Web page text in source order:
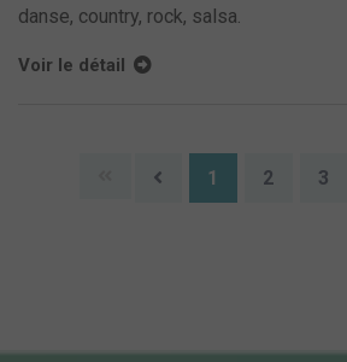
danse, country, rock, salsa.
Voir le détail
1 2 3